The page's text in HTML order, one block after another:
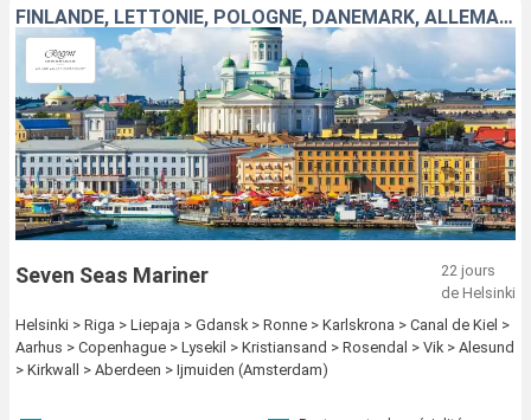
FINLANDE, LETTONIE, POLOGNE, DANEMARK, ALLEMAGNE, SUÈDE, NORVÈGE, ROYAUME-UNI, PAYS-BAS
Seven Seas Mariner
22 jours
de Helsinki
Helsinki > Riga > Liepaja > Gdansk > Ronne > Karlskrona > Canal de Kiel >
Aarhus > Copenhague > Lysekil > Kristiansand > Rosendal > Vik > Alesund
> Kirkwall > Aberdeen > Ijmuiden (Amsterdam)